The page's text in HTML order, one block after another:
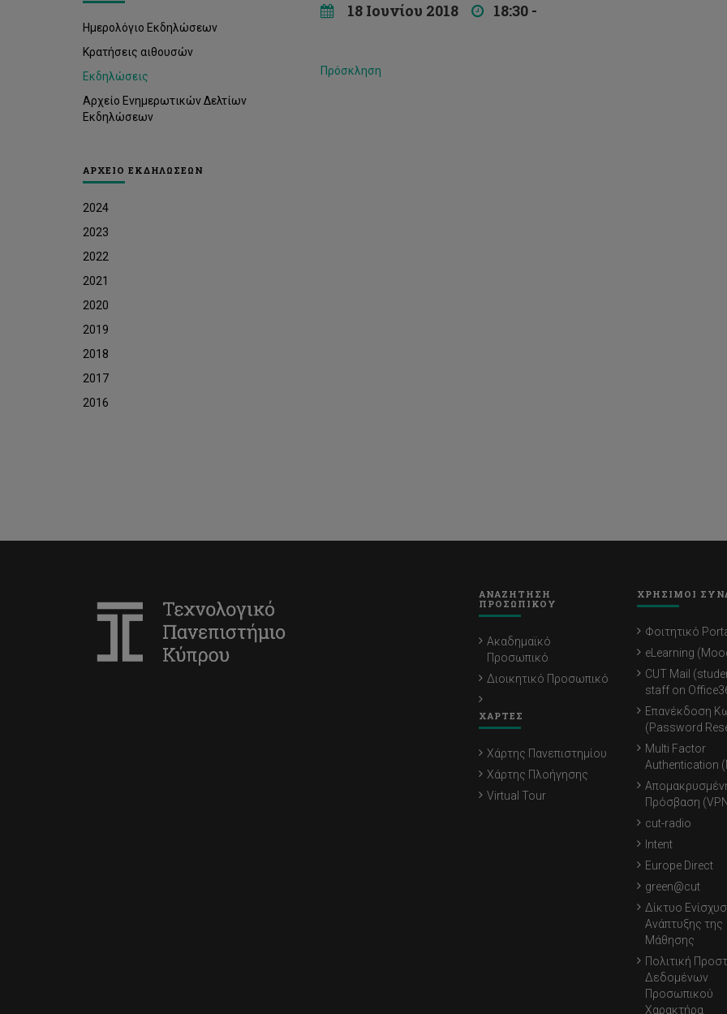
Ημερολόγιο Εκδηλώσεων
Κρατήσεις αιθουσών
Εκδηλώσεις
Αρχείο Ενημερωτικών Δελτίων
Εκδηλώσεων
ΑΡΧΕΙΟ ΕΚΔΗΛΩΣΕΩΝ
2024
2023
2022
2021
2020
2019
2018
2017
2016
18 Ιουνίου 2018
18:30 -
Πρόσκληση
ΑΝΑΖΗΤΗΣΗ
ΠΡΟΣΩΠΙΚΟΥ
Ακαδημαϊκό
Προσωπικό
Διοικητικό Προσωπικό
ΧΑΡΤΕΣ
Χάρτης Πανεπιστημίου
Χάρτης Πλοήγησης
Virtual Tour
ΧΡΗΣΙΜΟΙ
Φοιτητικό
eLearning
CUT Mail
staff on
Επανέκδοση
(Password
Multi Factor
Authentication
Πρόσβαση
cut-radio
Intent
Europe Direct
green@cut
Δίκτυο
Ανάπτυξης της
Μάθησης
Πολιτική
Δεδομένων
Προσωπικού
Χαρακτήρα